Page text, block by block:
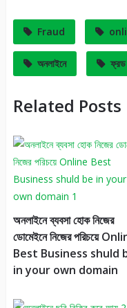
Fraud
অনলাইনে ফ্রড
Related Posts
অনলাইনে ব্যবসা হোক নিজের
ডোমেইনে নিজের পরিচয়ে
Best Business shuld
in your own domain